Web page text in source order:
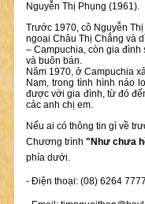
Nguyễn Thị Phụng (1961).
Trước 1970, cô Nguyễn
ngoại Châu Thị Chắng và
– Campuchia, còn gia đình
và buôn bán.
Năm 1970, ở Campuchia
Nam, trong tình hình náo
được với gia đình, từ đó
các anh chị em.
Nếu ai có thông tin gì về
Chương trình "Như chưa
phía dưới.
- Điện thoại: (08) 6264